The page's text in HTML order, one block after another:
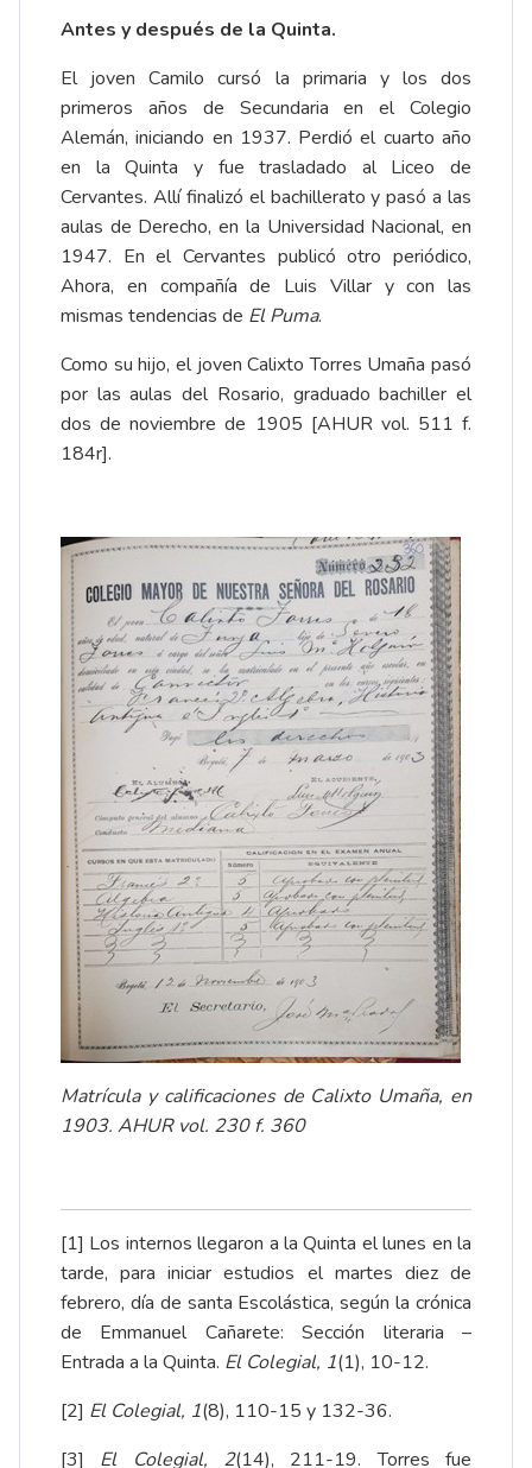
Antes y después de la Quinta.
El joven Camilo cursó la primaria y los dos
primeros años de Secundaria en el Colegio
Alemán, iniciando en 1937. Perdió el cuarto año
en la Quinta y fue trasladado al Liceo de
Cervantes. Allí finalizó el bachillerato y pasó a las
aulas de Derecho, en la Universidad Nacional, en
1947. En el Cervantes publicó otro periódico,
Ahora, en compañía de Luis Villar y con las
mismas tendencias de El Puma.
Como su hijo, el joven Calixto Torres Umaña pasó
por las aulas del Rosario, graduado bachiller el
dos de noviembre de 1905 [AHUR vol. 511 f.
184r].
Matrícula y calificaciones de Calixto Umaña, en
1903. AHUR vol. 230 f. 360
[1] Los internos llegaron a la Quinta el lunes en la
tarde, para iniciar estudios el martes diez de
febrero, día de santa Escolástica, según la crónica
de Emmanuel Cañarete: Sección literaria –
Entrada a la Quinta. El Colegial, 1(1), 10-12.
[2] El Colegial, 1(8), 110-15 y 132-36.
[3]
El Colegial, 2(14), 211-19. Torres fue